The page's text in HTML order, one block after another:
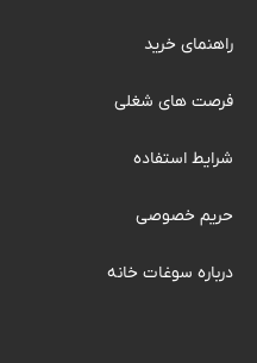
راهنمای خرید
فرصت های شغلی
شرایط استفاده
حریم خصوصی
درباره سوغات خانه